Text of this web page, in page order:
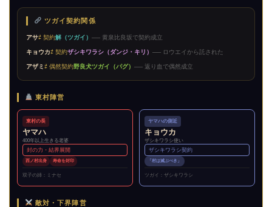
ツガイ契約関係
アサ⇄ 契約解（ツガイ） ── 黄泉比良坂で契約成立
キョウカ⇄ 契約ザシキワラシ（ダンジ・キリ） ── ロウエイから託された
アザミ⇄ 偶然契約野良犬ツガイ（パグ） ── 返り血で偶然成立
東村陣営
東村の長
ヤマハ
400年以上生きる老婆
封の力・結界展開
西ノ村出身 寿命を封印
双子の姉：ミナセ
ヤマハの側近
キョウカ
ザシキワラシ使い
ザシキワラシ契約
「村は滅ぶべき」
ツガイ：ザシキワラシ
敵対・下界陣営